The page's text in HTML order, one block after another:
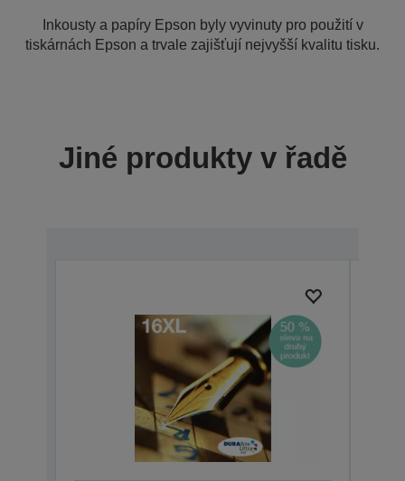
Inkousty a papíry Epson byly vyvinuty pro použití v
tiskárnách Epson a trvale zajišťují nejvyšší kvalitu tisku.
Jiné produkty v řadě